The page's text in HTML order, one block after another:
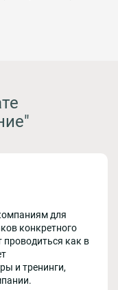
для
конкретного
проводиться как в
и тренинги,